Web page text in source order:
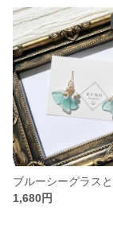
1,680円